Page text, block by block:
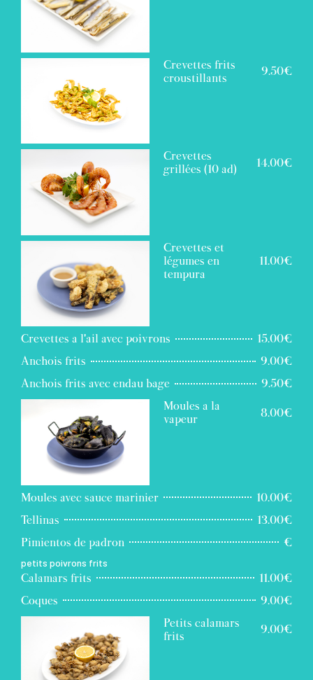
Crevettes frits
croustillants
9.50€
Crevettes
grillées (10 ad)
14.00€
Crevettes et
légumes en
tempura
11.00€
Crevettes a l'ail avec poivrons
15.00€
Anchois frits
9.00€
Anchois frits avec endau bage
9.50€
Moules a la
vapeur
8.00€
Moules avec sauce marinier
10.00€
Tellinas
13.00€
Pimientos de padron
€
petits poivrons frits
Calamars frits
11.00€
Coques
9.00€
Petits calamars
frits
9.00€